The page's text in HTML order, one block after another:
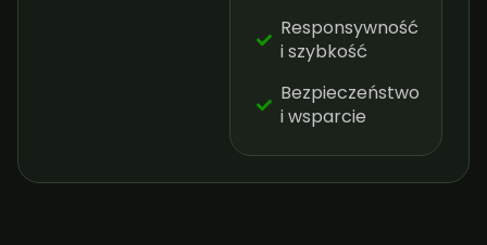
Responsywność
i szybkość
Bezpieczeństwo
i wsparcie